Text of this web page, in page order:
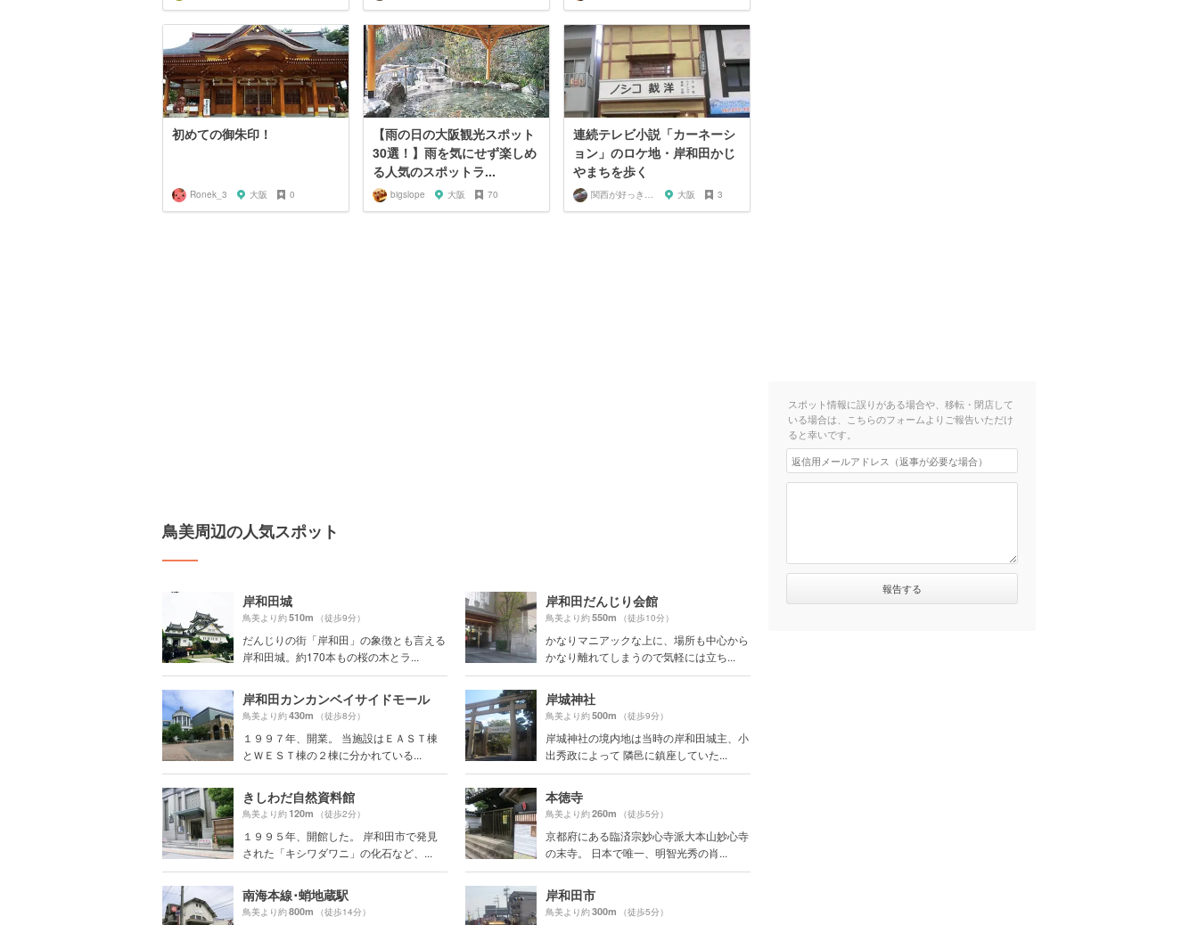
初めての御朱印！
Ronek_3 大阪 0
【雨の日の大阪観光スポット
30選！】雨を気にせず楽しめ
る人気のスポットラ...
bigslope 大阪 70
連続テレビ小説「カーネーシ
ョン」のロケ地・岸和田かじ
やまちを歩く
関西が好っきゃねん 大阪 3
鳥美周辺の人気スポット
岸和田城
鳥美より約510m （徒歩9分）
だんじりの街「岸和田」の象徴とも言える
岸和田城。約170本もの桜の木とラ...
岸和田だんじり会館
鳥美より約550m （徒歩10分）
かなりマニアックな上に、場所も中心から
かなり離れてしまうので気軽には立ち...
岸和田カンカンベイサイドモール
鳥美より約430m （徒歩8分）
１９９７年、開業。 当施設はＥＡＳＴ棟
とＷＥＳＴ棟の２棟に分かれている...
岸城神社
鳥美より約500m （徒歩9分）
岸城神社の境内地は当時の岸和田城主、小
出秀政によって 隣邑に鎮座していた...
きしわだ自然資料館
鳥美より約120m （徒歩2分）
１９９５年、開館した。 岸和田市で発見
された「キシワダワニ」の化石など、...
本徳寺
鳥美より約260m （徒歩5分）
京都府にある臨済宗妙心寺派大本山妙心寺
の末寺。 日本で唯一、明智光秀の肖...
南海本線･蛸地蔵駅
鳥美より約800m （徒歩14分）
岸和田市
鳥美より約300m （徒歩5分）
スポット情報に誤りがある場合や、移転・閉店して
いる場合は、こちらのフォームよりご報告いただけ
ると幸いです。